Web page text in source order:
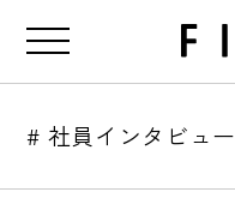
# 社員インタビュー